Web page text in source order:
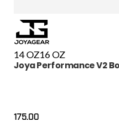
14 OZ16 OZ
Joya Performance V2
175.00